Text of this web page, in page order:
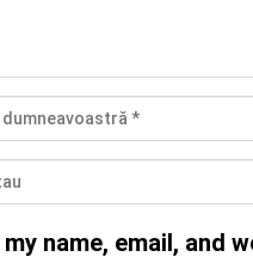
my name, email, and